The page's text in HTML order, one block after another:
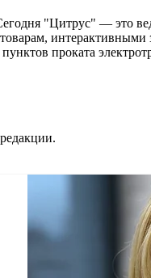
"Цитрус" — это
интерактивными
проката